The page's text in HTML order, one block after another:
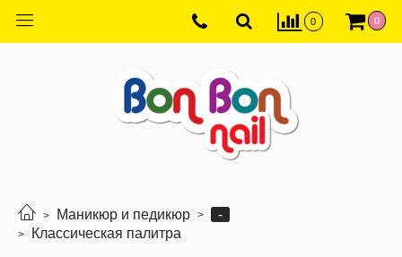
0 0
Маникюр и педикюр
-
Классическая палитра